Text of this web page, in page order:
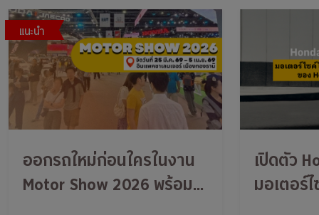
แนะนำ
ออกรถใหม่ก่อนใครในงาน
Motor Show 2026 พร้อม
เปิดตัว
มอเตอร์